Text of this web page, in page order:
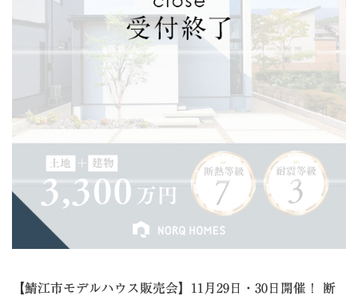
【鯖江市モデルハウス販売会】11月29日・30日開催！ 断